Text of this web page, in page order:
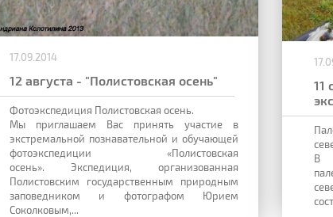
17.09.2014
12 августа - "Полистовская осень"
Фотоэкспедиция Полистовская осень.
Мы приглашаем Вас принять участие в
экстремальной познавательной и обучающей
фотоэкспедиции «Полистовская
осень». Экспедиция, организованная
Полистовским государственным природным
заповедником и фотографом Юрием
Соколковым,...
11
В